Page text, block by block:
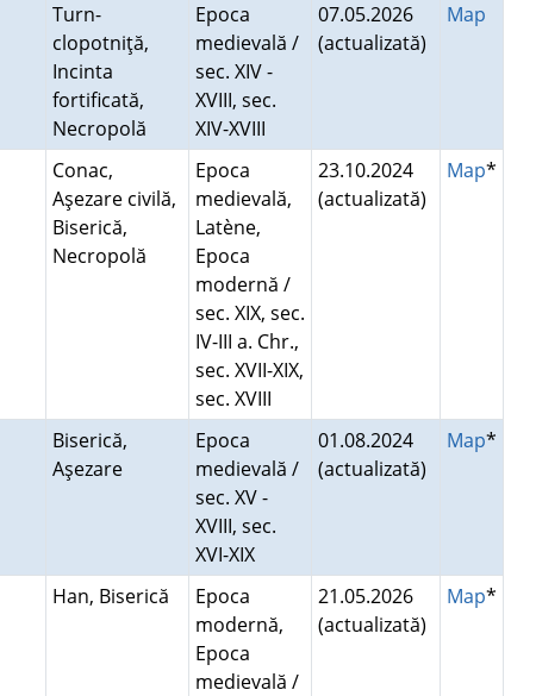
Turn-
clopotniţă,
Incinta
fortificată,
Necropolă
Epoca
medievală /
sec. XIV -
XVIII, sec.
XIV-XVIII
07.05.2026
(actualizată)
Map
Conac,
Aşezare civilă,
Biserică,
Necropolă
Epoca
medievală,
Latène,
Epoca
modernă /
sec. XIX, sec.
IV-III a. Chr.,
sec. XVII-XIX,
sec. XVIII
23.10.2024
(actualizată)
Map*
Biserică,
Aşezare
Epoca
medievală /
sec. XV -
XVIII, sec.
XVI-XIX
01.08.2024
(actualizată)
Map*
Han, Biserică
Epoca
modernă,
Epoca
medievală /
21.05.2026
(actualizată)
Map*